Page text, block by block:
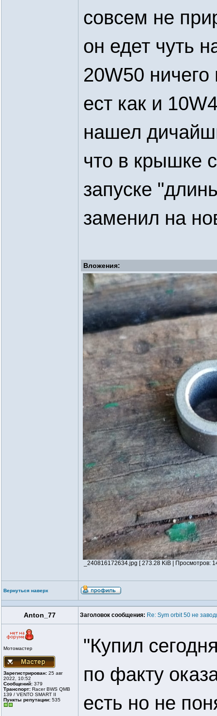
совсем не
он едет чуть
20W50 ничего
ест как и
нашел
что в крышке
запуске
заменил на
Вложения:
_240816172634.jpg [ 273.28 KiB | Просмотров:
Вернуться наверх
Anton_77 Заголовок сообщения: Re: Sym orbit 50 не
Мотомастер
Зарегистрирован: 25 авг
2022, 10:52
Сообщений: 379
Транспорт: Racer BWS QMB
139 / VENTO SMART II
Пункты репутации: 535
"Купил
по факту
есть но не